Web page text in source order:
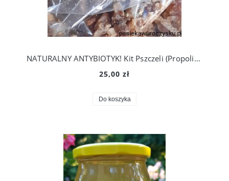
NATURALNY ANTYBIOTYK! Kit Pszczeli (Propolis) 50 g
25,00 zł
Do koszyka